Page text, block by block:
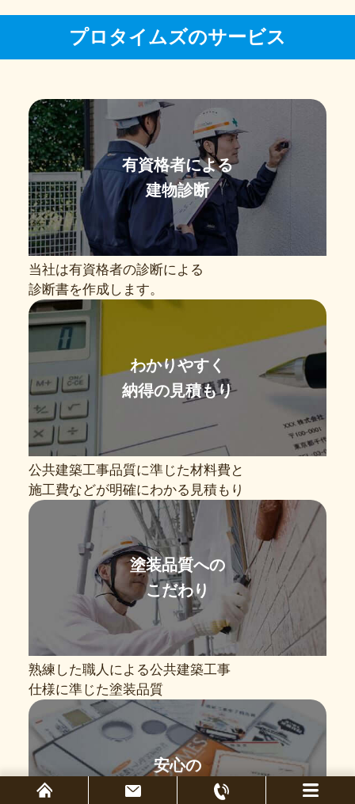
プロタイムズのサービス
有資格者による
建物診断
当社は有資格者の診断による
診断書を作成します。
わかりやすく
納得の見積もり
公共建築工事品質に準じた材料費と
施工費などが明確にわかる見積もり
塗装品質への
こだわり
熟練した職人による公共建築工事
仕様に準じた塗装品質
安心の
W工事保証